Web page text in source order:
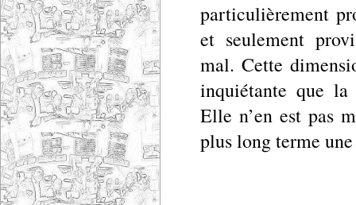
particulièrement
et seulement
mal. Cette
inquiétante que la
Elle n’en est pas
plus long terme